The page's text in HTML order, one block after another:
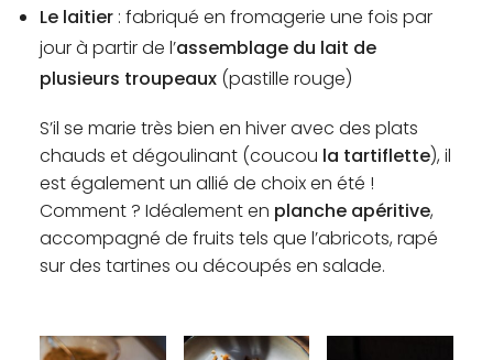
Le laitier : fabriqué en fromagerie une fois par
jour à partir de l’assemblage du lait de
plusieurs troupeaux (pastille rouge)
S’il se marie très bien en hiver avec des plats
chauds et dégoulinant (coucou la tartiflette), il
est également un allié de choix en été !
Comment ? Idéalement en planche apéritive,
accompagné de fruits tels que l’abricots, rapé
sur des tartines ou découpés en salade.